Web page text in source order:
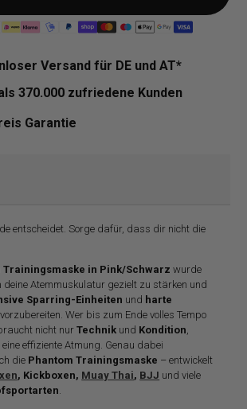
Versand für DE und AT*
370.000 zufriedene Kunden
Garantie
entscheidet. Sorge dafür, dass dir nicht die
Trainingsmaske in Pink/Schwarz wurde
deine Atemmuskulatur gezielt zu stärken und
Sparring-Einheiten und harte
vorzubereiten. Wer bis zum Ende volles Tempo
nicht nurTechnik und Kondition,
effiziente Atmung. Genau dabei
die Phantom Trainingsmaske – entwickelt
, Kickboxen, Muay Thai, BJJ und viele
.